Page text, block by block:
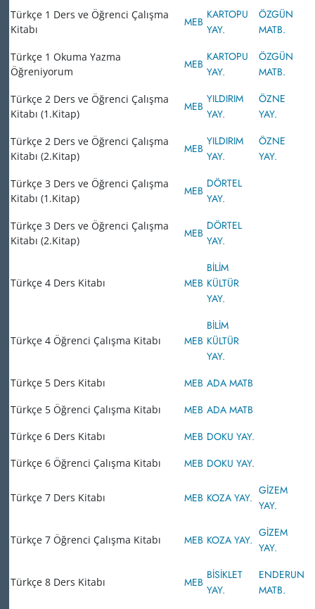
Türkçe 1 Ders ve Öğrenci Çalışma
Kitabı
MEB
KARTOPU
YAY.
ÖZGÜN
MATB.
Türkçe 1 Okuma Yazma
Öğreniyorum
MEB
KARTOPU
YAY.
ÖZGÜN
MATB.
Türkçe 2 Ders ve Öğrenci Çalışma
Kitabı (1.Kitap)
MEB
YILDIRIM
YAY.
ÖZNE
YAY.
Türkçe 2 Ders ve Öğrenci Çalışma
Kitabı (2.Kitap)
MEB
YILDIRIM
YAY.
ÖZNE
YAY.
Türkçe 3 Ders ve Öğrenci Çalışma
Kitabı (1.Kitap)
MEB
DÖRTEL
YAY.
Türkçe 3 Ders ve Öğrenci Çalışma
Kitabı (2.Kitap)
MEB
DÖRTEL
YAY.
Türkçe 4 Ders Kitabı MEB
BİLİM
KÜLTÜR
YAY.
Türkçe 4 Öğrenci Çalışma Kitabı MEB
BİLİM
KÜLTÜR
YAY.
Türkçe 5 Ders Kitabı MEB ADA MATB
Türkçe 5 Öğrenci Çalışma Kitabı MEB ADA MATB
Türkçe 6 Ders Kitabı MEB DOKU YAY.
Türkçe 6 Öğrenci Çalışma Kitabı MEB DOKU YAY.
Türkçe 7 Ders Kitabı MEB KOZA YAY.
GİZEM
YAY.
Türkçe 7 Öğrenci Çalışma Kitabı MEB KOZA YAY.
GİZEM
YAY.
Türkçe 8 Ders Kitabı MEB
BİSİKLET
YAY.
ENDERUN
MATB.